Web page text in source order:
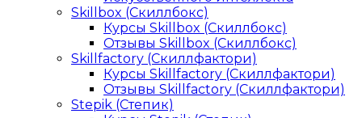
Skillbox (Скиллбокс)
Курсы Skillbox (Скиллбокс)
Отзывы Skillbox (Скиллбокс)
Skillfactory (Скиллфактори)
Курсы Skillfactory (Скиллфактори)
Отзывы Skillfactory (Скиллфактори)
Stepik (Степик)